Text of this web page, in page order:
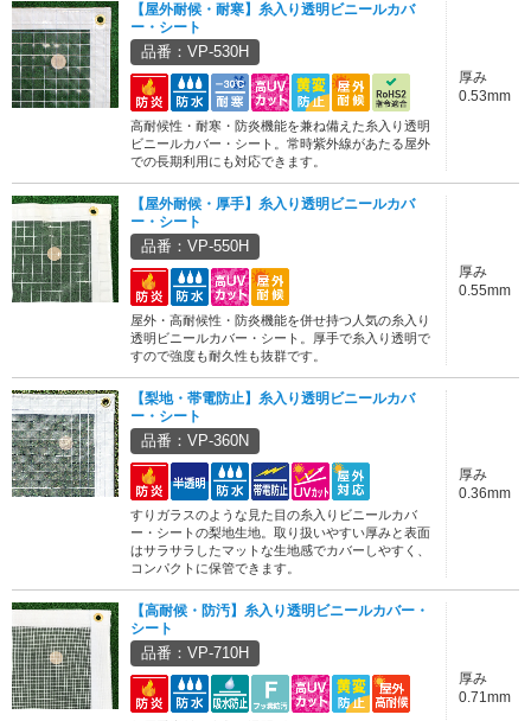
【屋外耐候・耐寒】糸入り透明ビニールカバ
ー・シート
品番：VP-530H
高耐候性・耐寒・防炎機能を兼ね備えた糸入り透明
ビニールカバー・シート。常時紫外線があたる屋外
での長期利用にも対応できます。
厚み
0.53mm
【屋外耐候・厚手】糸入り透明ビニールカバ
ー・シート
品番：VP-550H
屋外・高耐候性・防炎機能を併せ持つ人気の糸入り
透明ビニールカバー・シート。厚手で糸入り透明で
すので強度も耐久性も抜群です。
厚み
0.55mm
【梨地・帯電防止】糸入り透明ビニールカバ
ー・シート
品番：VP-360N
すりガラスのような見た目の糸入りビニールカバ
ー・シートの梨地生地。取り扱いやすい厚みと表面
はサラサラしたマットな生地感でカバーしやすく、
コンパクトに保管できます。
厚み
0.36mm
【高耐候・防汚】糸入り透明ビニールカバー・
シート
品番：VP-710H
厚み
0.71mm